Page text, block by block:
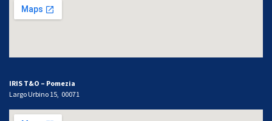
IRIS T&O – Pomezia
Largo Urbino 15, 00071